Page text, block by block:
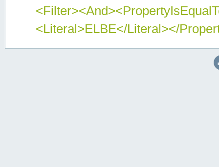
<Literal>ELBE</Literal></